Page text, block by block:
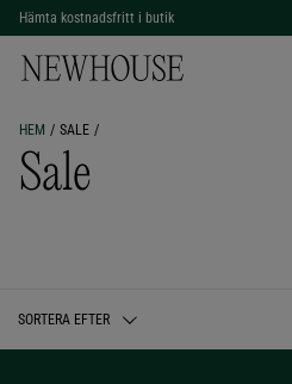
Gå med i vårkundklubbför exklusiva erbjudanden
HEM SALE
Sale
SORTERA EFTER